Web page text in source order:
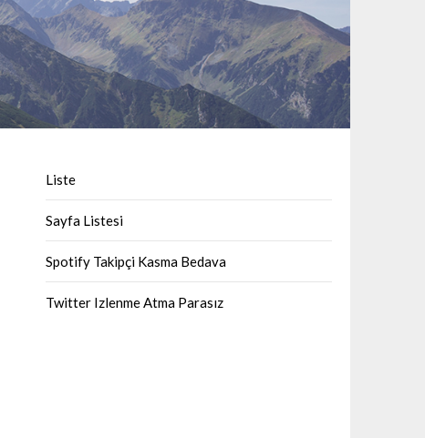
Liste
Sayfa Listesi
Spotify Takipçi Kasma Bedava
Twitter Izlenme Atma Parasız